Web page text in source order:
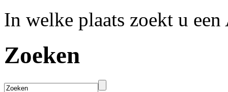
In welke plaats zoekt u
Zoeken